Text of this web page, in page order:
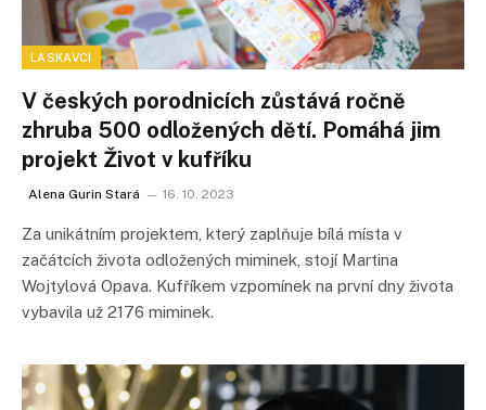
LASKAVCI
V českých porodnicích zůstává ročně
zhruba 500 odložených dětí. Pomáhá jim
projekt Život v kufříku
Alena Gurin Stará 16. 10. 2023
Za unikátním projektem, který zaplňuje bílá místa v
začátcích života odložených miminek, stojí Martina
Wojtylová Opava. Kufříkem vzpomínek na první dny života
vybavila už 2176 miminek.